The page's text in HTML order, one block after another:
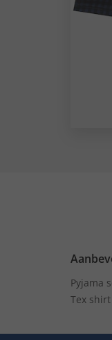
Pyjama
Tex shirt